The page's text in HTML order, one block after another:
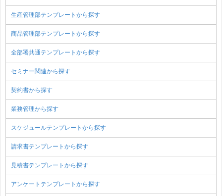
生産管理部テンプレートから探す
商品管理部テンプレートから探す
全部署共通テンプレートから探す
セミナー関連から探す
契約書から探す
業務管理から探す
スケジュールテンプレートから探す
請求書テンプレートから探す
見積書テンプレートから探す
アンケートテンプレートから探す